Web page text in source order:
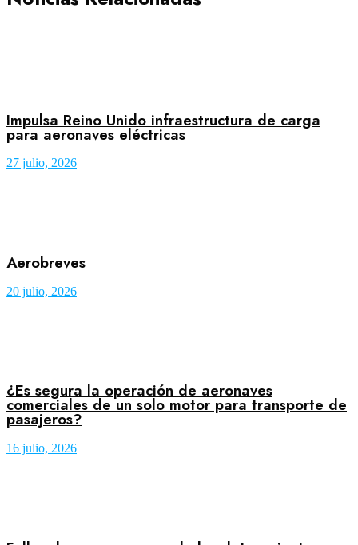
Impulsa Reino Unido infraestructura de carga
para aeronaves eléctricas
27 julio, 2026
Aerobreves
20 julio, 2026
¿Es segura la operación de aeronaves
comerciales de un solo motor para transporte de
pasajeros?
16 julio, 2026